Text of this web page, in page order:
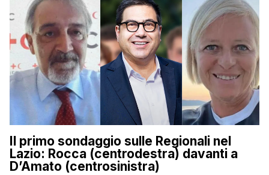
Il primo sondaggio sulle Regionali nel
Lazio: Rocca (centrodestra) davanti a
D’Amato (centrosinistra)